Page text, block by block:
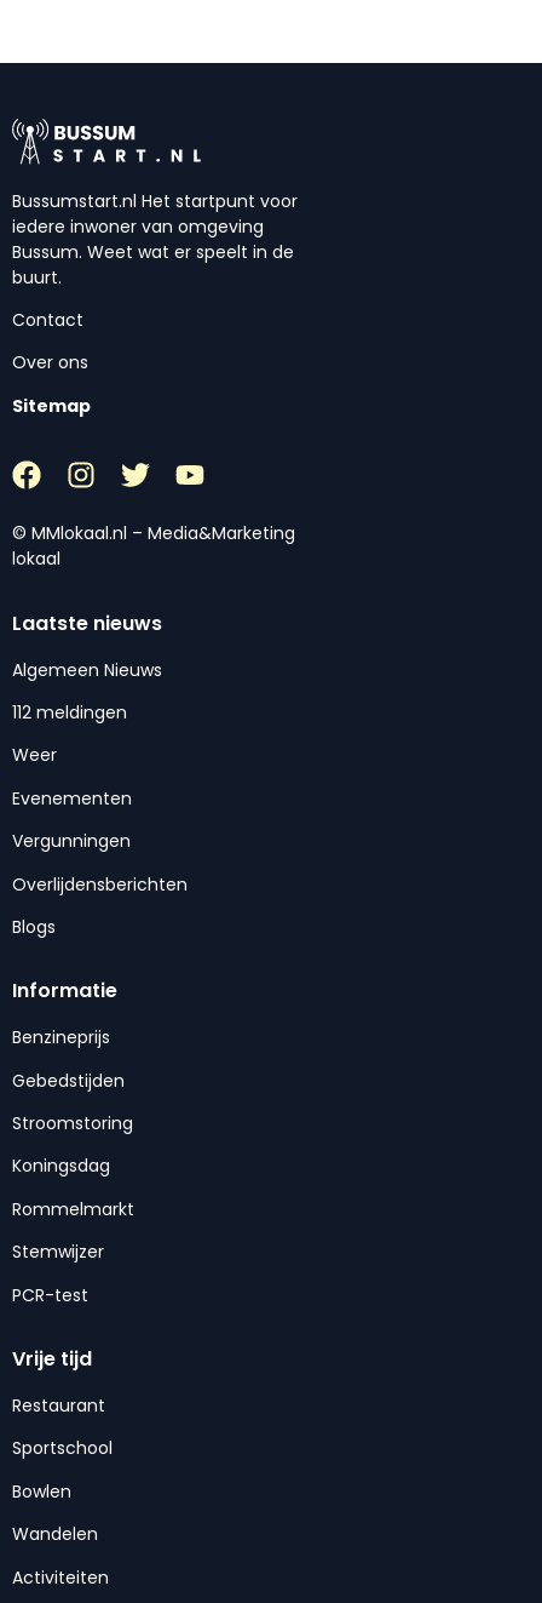
Bussumstart.nl Het startpunt voor
iedere inwoner van omgeving
Bussum. Weet wat er speelt in de
buurt.
Contact
Over ons
Sitemap
© MMlokaal.nl – Media&Marketing
lokaal
Laatste nieuws
Algemeen Nieuws
112 meldingen
Weer
Evenementen
Vergunningen
Overlijdensberichten
Blogs
Informatie
Benzineprijs
Gebedstijden
Stroomstoring
Koningsdag
Rommelmarkt
Stemwijzer
PCR-test
Vrije tijd
Restaurant
Sportschool
Bowlen
Wandelen
Activiteiten